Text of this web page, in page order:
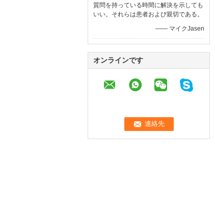
質問を持っている時間に解決を示しても
いい。それらは患者および親切である。
—— マイクJasen
オンラインです